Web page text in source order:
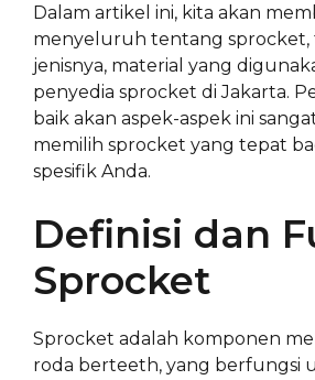
Dalam artikel ini, kita akan
menyeluruh tentang sprocket,
jenisnya, material yang
penyedia sprocket di Jakarta.
baik akan aspek-aspek ini
memilih sprocket yang tepat
spesifik Anda.
Definisi dan
Sprocket
Sprocket adalah komponen
roda berteeth, yang berfungsi